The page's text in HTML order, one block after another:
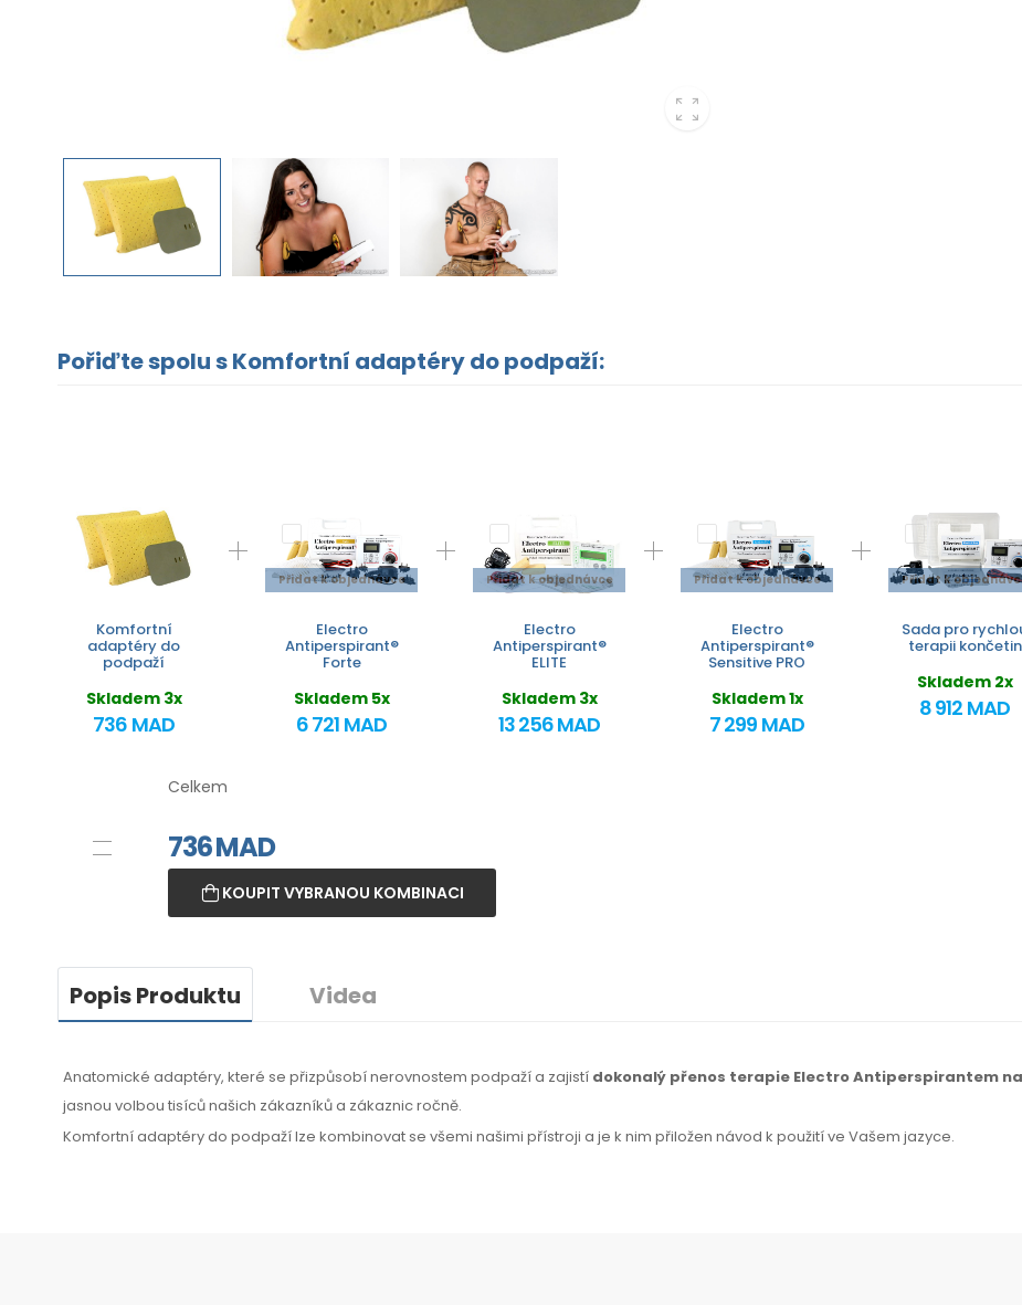
Pořiďte spolu s Komfortní adaptéry do podpaží:
Komfortní
adaptéry do
podpaží
Skladem 3x
736 MAD
Přidat k objednávce
Electro
Antiperspirant®
Forte
Skladem 5x
6 721 MAD
Přidat k objednávce
Electro
Antiperspirant®
ELITE
Skladem 3x
13 256 MAD
Přidat k objednávce
Electro
Antiperspirant®
Sensitive PRO
Skladem 1x
7 299 MAD
Přidat k
Sada pro
terapii končetin
Skladem 2x
8 912 MAD
Celkem
736MAD
KOUPIT VYBRANOU KOMBINACI
Popis Produktu Videa
Anatomické adaptéry, které se přizpůsobí nerovnostem podpažía zajistí dokonalý přenos terapie Electro Antiperspirantem
jasnou volbou tisíců našich zákazníkůa zákaznicročně.
Komfortní adaptérydo podpažílze kombinovatse všemi našimi přístroji a je k nim přiložen návod k použitíve Vašem jazyce.